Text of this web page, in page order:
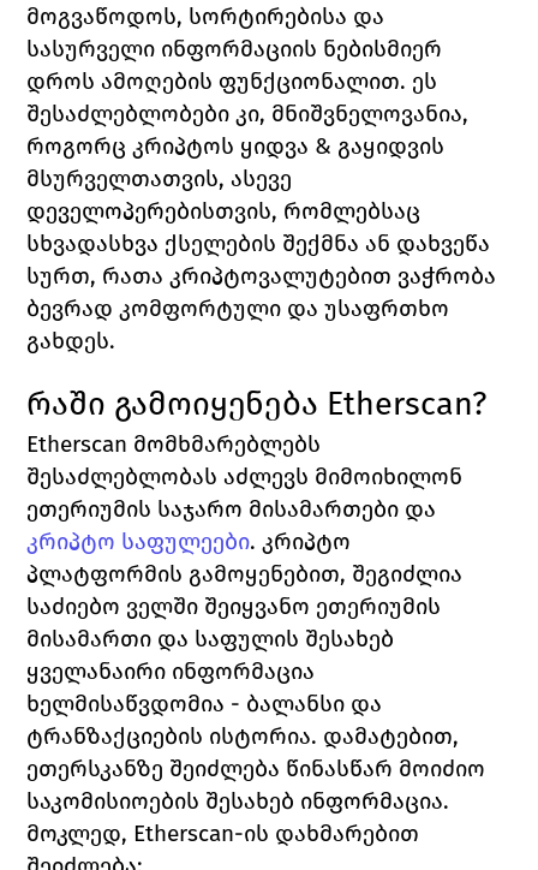
მოგვაწოდოს, სორტირებისა და
სასურველი ინფორმაციის ნებისმიერ
დროს ამოღების ფუნქციონალით. ეს
შესაძლებლობები კი, მნიშვნელოვანია,
როგორც კრიპტოს ყიდვა & გაყიდვის
მსურველთათვის, ასევე
დეველოპერებისთვის, რომლებსაც
სხვადასხვა ქსელების შექმნა ან დახვეწა
სურთ, რათა კრიპტოვალუტებით ვაჭრობა
ბევრად კომფორტული და უსაფრთხო
გახდეს.
რაში გამოიყენება Etherscan?
Etherscan მომხმარებლებს
შესაძლებლობას აძლევს მიმოიხილონ
კრიპტო საფულეები. კრიპტო
პლატფორმის გამოყენებით, შეგიძლია
საძიებო ველში შეიყვანო ეთერიუმის
მისამართი და საფულის შესახებ
ყველანაირი ინფორმაცია
ხელმისაწვდომია - ბალანსი და
ტრანზაქციების ისტორია. დამატებით,
ეთერსკანზე შეიძლება წინასწარ მოიძიო
საკომისიოების შესახებ ინფორმაცია.
მოკლედ, Etherscan-ის დახმარებით